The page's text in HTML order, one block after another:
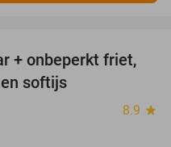
32%
+ onbeperkt friet,
softijs
8.9 star